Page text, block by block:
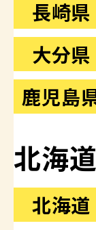
長崎県
大分県
鹿児島
北海道
北海道